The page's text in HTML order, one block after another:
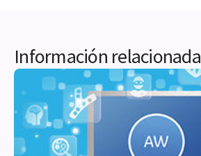
Información relacionada